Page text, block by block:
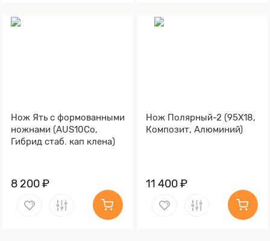
Нож Ять с формованными
ножнами (AUS10Co,
Гибрид стаб. кап клена)
8 200 ₽
Нож Полярный-2 (95Х18,
Композит, Алюминий)
11 400 ₽